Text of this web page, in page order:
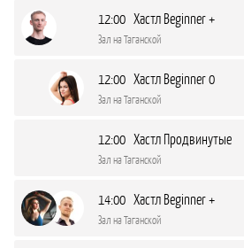
12:00 Хастл Beginner +
Зал на Таганской
12:00 Хастл Beginner 0
Зал на Таганской
12:00 Хастл Продвинутые
Зал на Таганской
14:00 Хастл Beginner +
Зал на Таганской